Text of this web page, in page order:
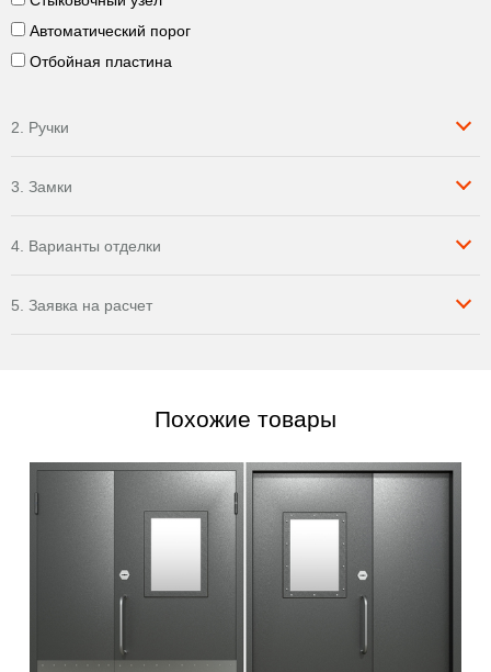
Автоматический порог
Отбойная пластина
2. Ручки
3. Замки
4. Варианты отделки
5. Заявка на расчет
Похожие товары